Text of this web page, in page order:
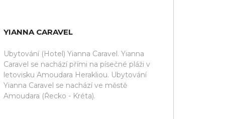
YIANNA CARAVEL
Ubytování (Hotel) Yianna Caravel. Yianna
Caravel se nachází přími na písečné pláži v
letovisku Amoudara Herakliou. Ubytování
Yianna Caravel se nachází ve městě
Amoudara (Řecko - Kréta).